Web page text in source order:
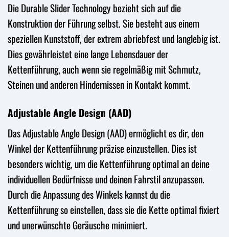
Die Durable Slider Technology bezieht sich auf die
Konstruktion der Führung selbst. Sie besteht aus einem
speziellen Kunststoff, der extrem abriebfest und langlebig ist.
Dies gewährleistet eine lange Lebensdauer der
Kettenführung, auch wenn sie regelmäßig mit Schmutz,
Steinen und anderen Hindernissen in Kontakt kommt.
Adjustable Angle Design (AAD)
Das Adjustable Angle Design (AAD) ermöglicht es dir, den
Winkel der Kettenführung präzise einzustellen. Dies ist
besonders wichtig, um die Kettenführung optimal an deine
individuellen Bedürfnisse und deinen Fahrstil anzupassen.
Durch die Anpassung des Winkels kannst du die
Kettenführung so einstellen, dass sie die Kette optimal fixiert
und unerwünschte Geräusche minimiert.